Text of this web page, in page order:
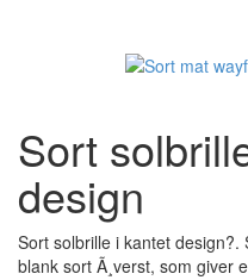
Sort
design
Sort solbrille i kantet
blank sort Ã¸verst, som giver